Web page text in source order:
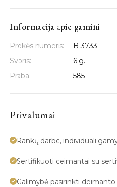
Informacija apie gamini
Prekės numeris:
B-3733
Svoris:
6 g.
Praba:
585
Privalumai
Rankų darbo, individuali
Sertifikuoti deimantai su
Galimybė pasirinkti